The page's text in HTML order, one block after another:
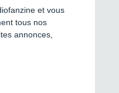
et vous
tous nos
annonces,